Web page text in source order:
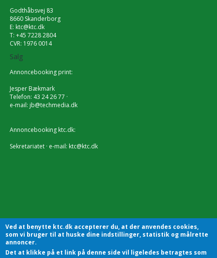
Godthåbsvej 83
8660 Skanderborg
E: ktc@ktc.dk
T: +45 7228 2804
CVR: 1976 0014
Salg
Annoncebooking print:
Jesper Bækmark
Telefon: 43 24 26 77 ·
e-mail: jb@techmedia.dk
Annoncebooking ktc.dk:
Sekretariatet · e-mail: ktc@ktc.dk
Ved at benytte ktc.dk accepterer du, at der anvendes cookies,
som vi bruger til at huske dine indstillinger, statistik og målrette
annoncer.
Det at klikke på et link på denne side vil ligeledes betragtes som